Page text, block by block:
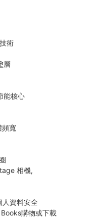
術
層
能核心
寬
相機,
資料安全
購物或下載